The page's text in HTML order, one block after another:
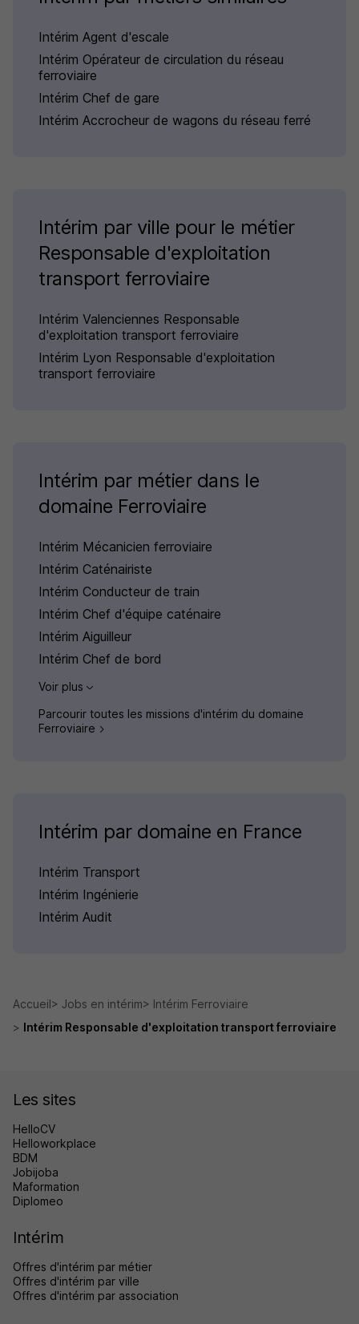
Intérim Agent d'escale
Intérim Opérateur de circulation du réseau
ferroviaire
Intérim Chef de gare
Intérim Accrocheur de wagons du réseau ferré
Intérim par ville pour le métier
Responsable d'exploitation
transport ferroviaire
Intérim Valenciennes Responsable
d'exploitation transport ferroviaire
Intérim Lyon Responsable d'exploitation
transport ferroviaire
Intérim par métier dans le
domaine Ferroviaire
Intérim Mécanicien ferroviaire
Intérim Caténairiste
Intérim Conducteur de train
Intérim Chef d'équipe caténaire
Intérim Aiguilleur
Intérim Chef de bord
Voir plus
Parcourir toutes les missions d'intérim du domaine
Ferroviaire
Intérim par domaine en France
Intérim Transport
Intérim Ingénierie
Intérim Audit
Accueil Jobs en intérim
Intérim Ferroviaire
Intérim Responsable d'exploitation transport ferroviaire
Les sites
HelloCV
Helloworkplace
BDM
Jobijoba
Maformation
Diplomeo
Intérim
Offres d'intérim par métier
Offres d'intérim par ville
Offres d'intérim par association